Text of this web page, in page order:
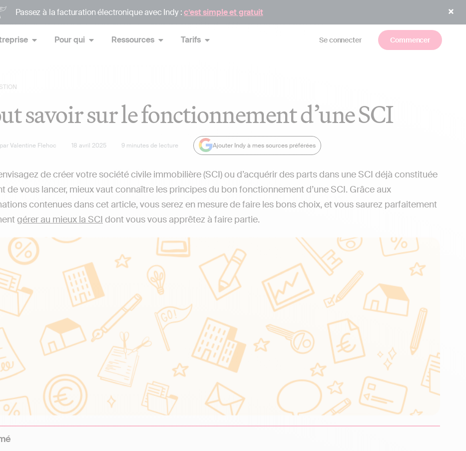
Passez à la facturation électronique avec Indy :c’est simple et gratuit
Pour qui Ressources Tarifs Se connecter Commencer
savoir sur le fonctionnement d’une SCI
parValentine Flehoc 18 avril 2025 9 minutes de lecture Ajouter Indy à mes sources préférées
de créer votre société civile immobilière (SCI) ou d’acquérir des parts dans une SCI déjà constituée
de vous lancer, mieux vaut connaître les principes du bon fonctionnement d’une SCI. Grâce aux
contenues dans cet article, vous serez en mesure de faire les bons choix, et vous saurez parfaitement
gérer au mieux la SCI dont vous vous apprêtez à faire partie.